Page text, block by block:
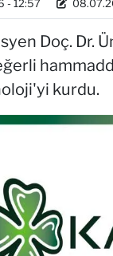
- 12:57
Doç. Dr.
kurdu.